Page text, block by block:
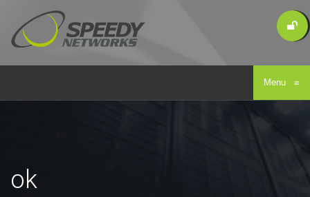
Menu ≡
ok